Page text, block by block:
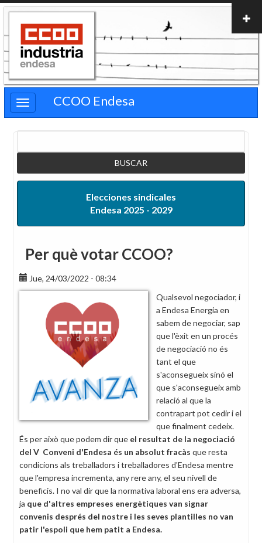
Pasar
contenido
principal
CCOO Endesa
Elecciones sindicales
Endesa 2025 - 2029
Per què votar CCOO?
Jue, 24/03/2022 - 08:34
Qualsevol negociador, i
a Endesa Energia en
sabem de negociar, sap
que l'èxit en un procés
de negociació no és
tant el que
s'aconsegueix sinó el
que s'aconsegueix amb
relació al que la
contrapart pot cedir i el
que finalment cedeix.
És per això que podem dir que el resultat de la negociació
del V Conveni d'Endesa és un absolut fracàs que resta
condicions als treballadors i treballadores d'Endesa mentre
que l'empresa incrementa, any rere any, el seu nivell de
beneficis. I no val dir que la normativa laboral ens era adversa,
ja que d'altres empreses energètiques van signar
convenis després del nostre i les seves plantilles no van
patir l'espoli que hem patit a Endesa.